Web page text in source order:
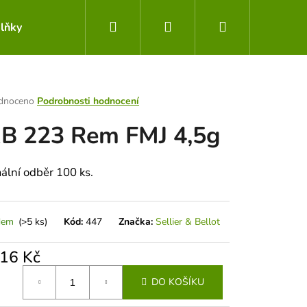
Obchodní podmínky Kontakty
Hledat PřihlášeníNákupní
Podrobnosti hodnocení
223 Rem FMJ 4,5g
odběr 100 ks.
(>5 ks) Kód: 447 Značka: Sellier & Bellot
Kč
DO KOŠÍKU
Následující